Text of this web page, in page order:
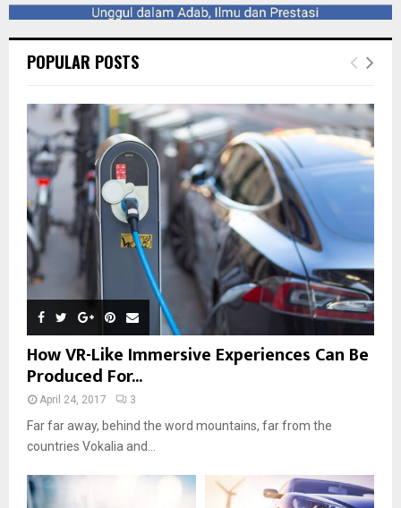
POPULAR POSTS
How VR-Like Immersive Experiences Can Be
Produced For...
April 24, 2017 3
Far far away, behind the word mountains, far from the
countries Vokalia and...